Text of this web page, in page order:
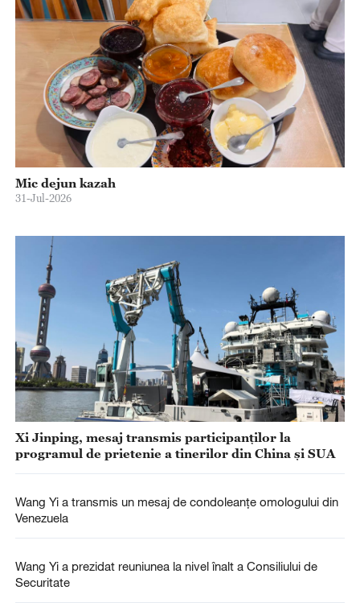
Mic dejun kazah
31-Jul-2026
Xi Jinping, mesaj transmis participanților la
programul de prietenie a tinerilor din China și SUA
Wang Yi a transmis un mesaj de condoleanțe omologului din
Venezuela
Wang Yi a prezidat reuniunea la nivel înalt a Consiliului de
Securitate